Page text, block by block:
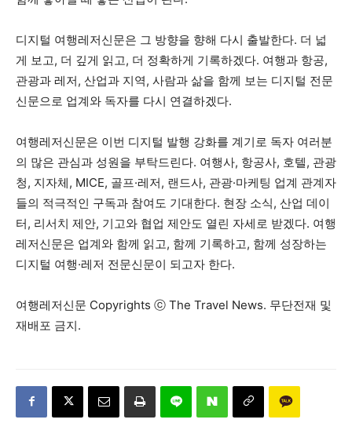
디지털 여행레저신문은 그 방향을 향해 다시 출발한다. 더 넓
게 보고, 더 깊게 읽고, 더 정확하게 기록하겠다. 여행과 항공,
관광과 레저, 산업과 지역, 사람과 삶을 함께 보는 디지털 전문
신문으로 업계와 독자를 다시 연결하겠다.
여행레저신문은 이번 디지털 발행 강화를 계기로 독자 여러분
의 많은 관심과 성원을 부탁드린다. 여행사, 항공사, 호텔, 관광
청, 지자체, MICE, 골프·레저, 랜드사, 관광·마케팅 업계 관계자
들의 적극적인 구독과 참여도 기대한다. 현장 소식, 산업 데이
터, 리서치 제안, 기고와 협업 제안도 열린 자세로 받겠다. 여행
레저신문은 업계와 함께 읽고, 함께 기록하고, 함께 성장하는
디지털 여행·레저 전문신문이 되고자 한다.
여행레저신문 Copyrights ⓒ The Travel News. 무단전재 및
재배포 금지.